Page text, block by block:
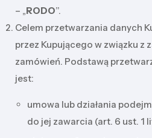
– „RODO”.
Celem przetwarzania danych
przez Kupującego w związku z
zamówień. Podstawą
jest:
umowa lub działania
do jej zawarcia (art. 6 ust. 1